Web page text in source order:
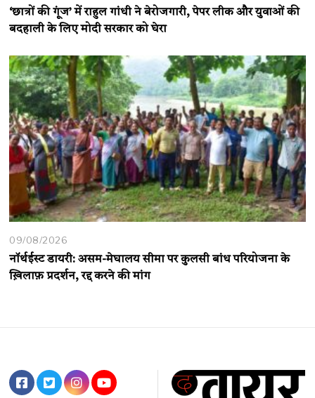
‘छात्रों की गूंज’ में राहुल गांधी ने बेरोजगारी, पेपर लीक और युवाओं की
बदहाली के लिए मोदी सरकार को घेरा
09/08/2026
नॉर्थईस्ट डायरी: असम-मेघालय सीमा पर कुलसी बांध परियोजना के
ख़िलाफ़ प्रदर्शन, रद्द करने की मांग